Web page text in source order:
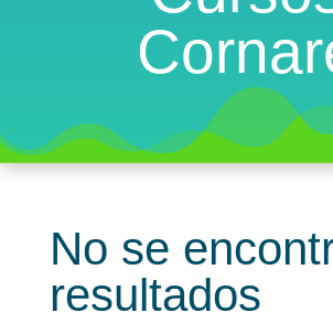
No se
resultados